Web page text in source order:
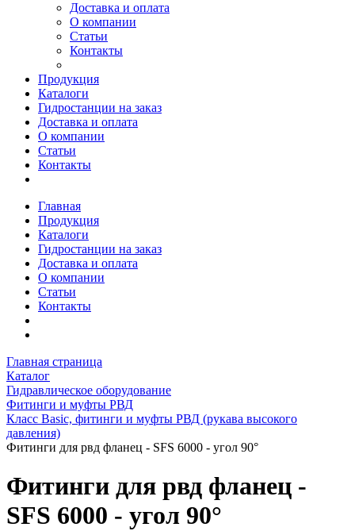
Доставка и оплата
О компании
Статьи
Контакты
Продукция
Каталоги
Гидростанции на заказ
Доставка и оплата
О компании
Статьи
Контакты
Главная
Продукция
Каталоги
Гидростанции на заказ
Доставка и оплата
О компании
Статьи
Контакты
Главная страница
Каталог
Гидравлическое оборудование
Фитинги и муфты РВД
Класс Basic, фитинги и муфты РВД (рукава высокого
давления)
Фитинги для рвд фланец - SFS 6000 - угол 90°
Фитинги для рвд фланец -
SFS 6000 - угол 90°